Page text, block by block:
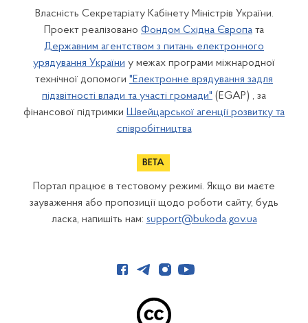
Власність Секретаріату Кабінету Міністрів України.
Проект реалізовано Фондом Східна Європа та
Державним агентством з питань електронного
урядування України у межах програми міжнародної
технічної допомоги "Електронне врядування задля
підзвітності влади та участі громади" (EGAP) , за
фінансової підтримки Швейцарської агенції розвитку та
співробітництва
Портал працює в тестовому режимі. Якщо ви маєте
зауваження або пропозиції щодо роботи сайту, будь
ласка, напишіть нам: support@bukoda.gov.ua